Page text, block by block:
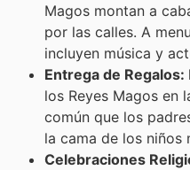
Magos montan a
por las calles. A
incluyen música y
Entrega de Regalos:
los Reyes Magos en
común que los
la cama de los niños
Celebraciones